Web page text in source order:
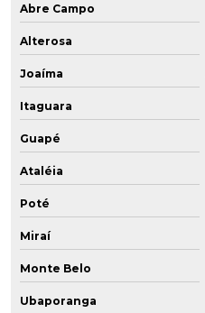
Abre Campo
Alterosa
Joaíma
Itaguara
Guapé
Ataléia
Poté
Miraí
Monte Belo
Ubaporanga